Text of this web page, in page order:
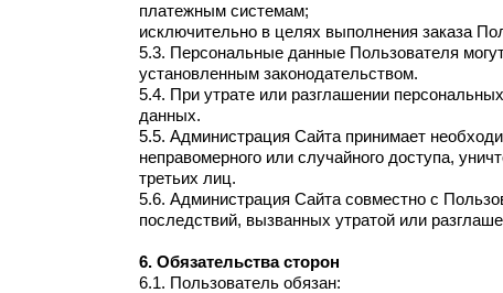
платежным системам;
исключительно в целях выполнения заказа
5.3. Персональные данные Пользователя
установленным законодательством.
5.4. При утрате или разглашении
данных.
5.5. Администрация Сайта принимает
неправомерного или случайного доступа,
третьих лиц.
5.6. Администрация Сайта совместно с
последствий, вызванных утратой или
6. Обязательства сторон
6.1. Пользователь обязан: